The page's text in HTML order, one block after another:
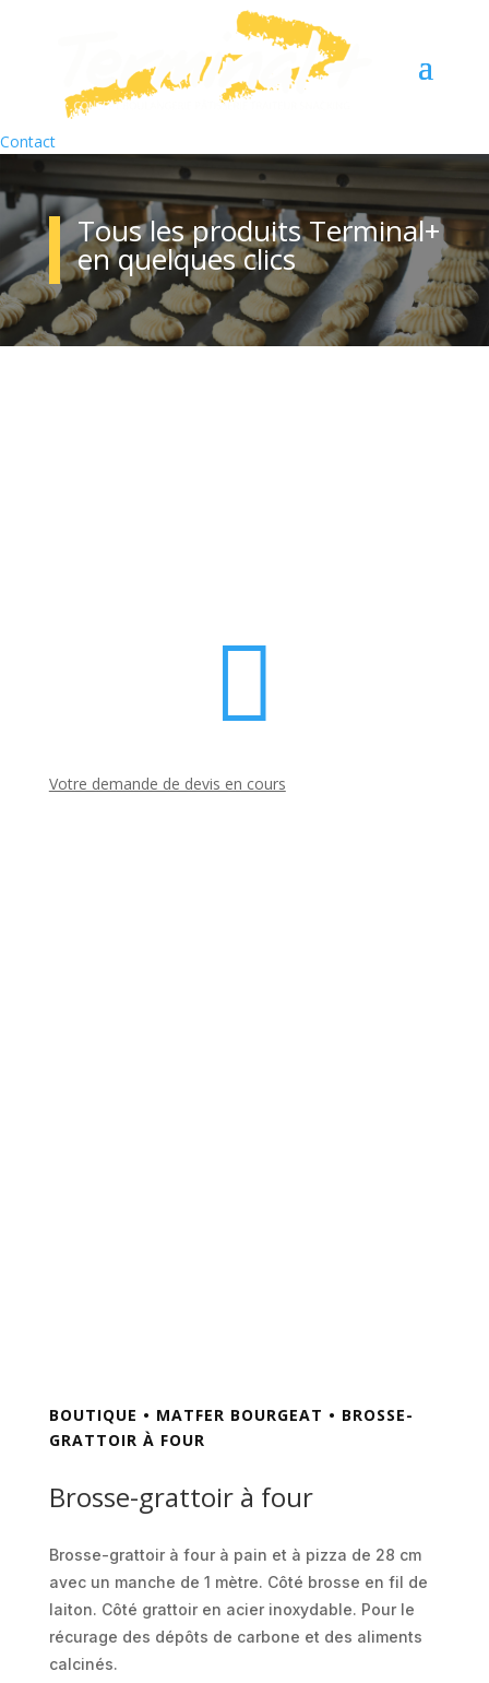
Contact
Tous les produits Terminal+
en quelques clics

Votre demande de devis en cours
BOUTIQUE • MATFER BOURGEAT • BROSSE-
GRATTOIR À FOUR
Brosse-grattoir à four
Brosse-grattoir à four à pain et à pizza de 28 cm
avec un manche de 1 mètre. Côté brosse en fil de
laiton. Côté grattoir en acier inoxydable. Pour le
récurage des dépôts de carbone et des aliments
calcinés.